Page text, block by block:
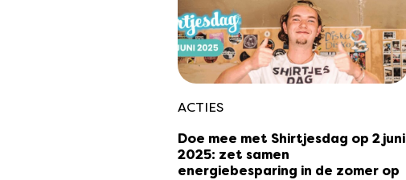
ACTIES
Doe mee met Shirtjesdag op 2 juni
2025: zet samen
energiebesparing in de zomer op